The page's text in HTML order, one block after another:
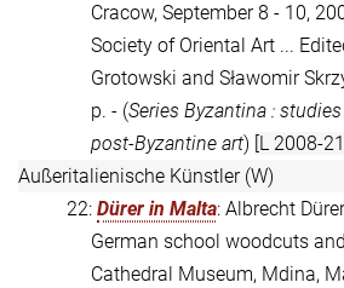
Cracow, September 8 - 10,
Society of Oriental Art ...
Grotowski and Sławomir
p. - (Series Byzantina :
post-Byzantine art) [L 2008-
Außeritalienische Künstler (W)
22: Dürer in Malta: Albrecht
German school woodcuts
Cathedral Museum, Mdina,